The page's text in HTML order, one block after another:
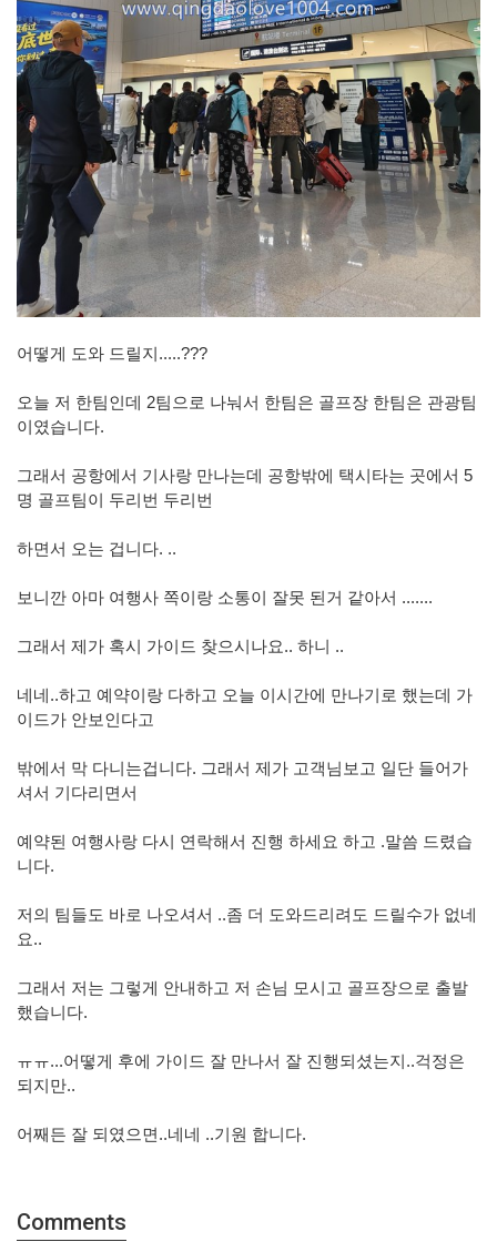
어떻게 도와 드릴지.....???
오늘 저 한팀인데 2팀으로 나눠서 한팀은 골프장 한팀은 관광팀
이였습니다.
그래서 공항에서 기사랑 만나는데 공항밖에 택시타는 곳에서 5
명 골프팀이 두리번 두리번
하면서 오는 겁니다. ..
보니깐 아마 여행사 쪽이랑 소통이 잘못 된거 같아서 .......
그래서 제가 혹시 가이드 찾으시나요.. 하니 ..
네네..하고 예약이랑 다하고 오늘 이시간에 만나기로 했는데 가
이드가 안보인다고
밖에서 막 다니는겁니다. 그래서 제가 고객님보고 일단 들어가
셔서 기다리면서
예약된 여행사랑 다시 연락해서 진행 하세요 하고 .말씀 드렸습
니다.
저의 팀들도 바로 나오셔서 ..좀 더 도와드리려도 드릴수가 없네
요..
그래서 저는 그렇게 안내하고 저 손님 모시고 골프장으로 출발
했습니다.
ㅠㅠ...어떻게 후에 가이드 잘 만나서 잘 진행되셨는지..걱정은
되지만..
어째든 잘 되였으면..네네 ..기원 합니다.
Comments